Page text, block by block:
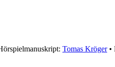
Tomas Kröger•